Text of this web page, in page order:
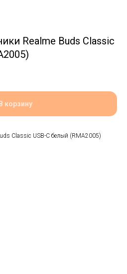
Realme Buds Classic
В корзину
Classic USB-C белый (RMA2005)